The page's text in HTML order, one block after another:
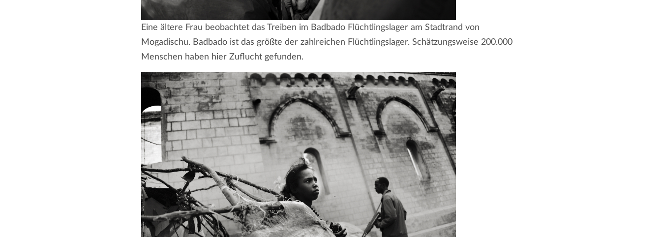
Eine ältere Frau beobachtet das Treiben im Badbado Flüchtlingslager am Stadtrand von
Mogadischu. Badbado ist das größte der zahlreichen Flüchtlingslager. Schätzungsweise 200.000
Menschen haben hier Zuflucht gefunden.